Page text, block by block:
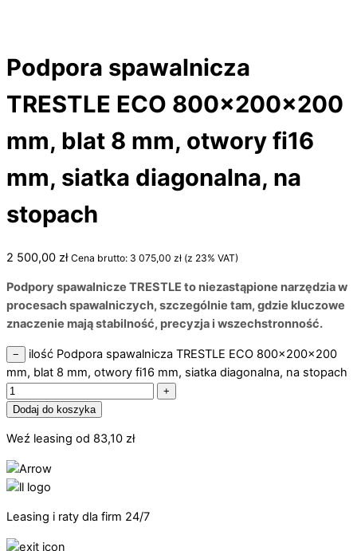
Podpora spawalnicza
TRESTLE ECO 800x200x200
mm, blat 8 mm, otwory fi16
mm, siatka diagonalna, na
stopach
2 500,00 zł Cena brutto: 3 075,00 zł (z 23% VAT)
Podpory spawalnicze TRESTLE to niezastąpione narzędzia w
procesach spawalniczych, szczególnie tam, gdzie kluczowe
znaczenie mają stabilność, precyzja i wszechstronność.
−
ilość Podpora spawalnicza TRESTLE ECO 800x200x200
mm, blat 8 mm, otwory fi16 mm, siatka diagonalna, na stopach
+
Dodaj do koszyka
Weź leasing od 83,10 zł
Leasing i raty dla firm 24/7